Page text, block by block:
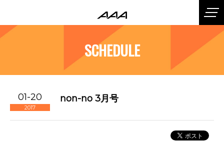
SCHEDULE
01-20
2017
non-no 3月号